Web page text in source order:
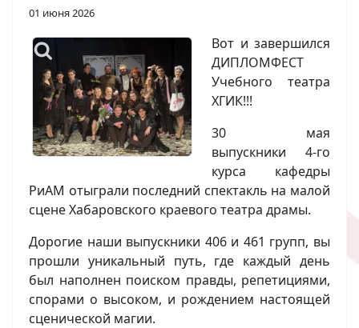
01 июня 2026
Вот и завершился
ДИПЛОМФЕСТ
Учебного театра
ХГИК!!!
30 мая
выпускники 4-го
курса кафедры
РиАМ отыграли последний спектакль на малой
сцене Хабаровского краевого театра драмы.
Дорогие наши выпускники 406 и 461 групп, вы
прошли уникальный путь, где каждый день
был наполнен поиском правды, репетициями,
спорами о высоком, и рождением настоящей
сценической магии.